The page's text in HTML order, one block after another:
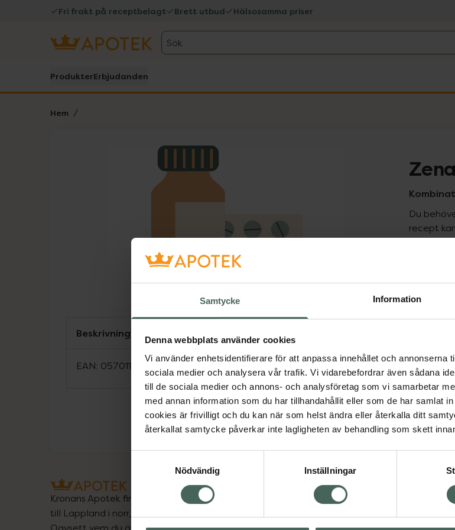
Samtycke Information
Denna webbplats använder cookies
Vi använder enhetsidentifierare för att anpassa innehållet och annonserna
sociala medier och analysera vår trafik. Vi vidarebefordrar även sådana
till de sociala medier och annons- och analysföretag som vi samarbetar
med annan information som du har tillhandahållit eller som de har samlat
cookies är frivilligt och du kan när som helst ändra eller återkalla ditt
återkallat samtycke påverkar inte lagligheten av behandling som skett
Nödvändig
Inställningar
Fri frakt på receptbelagt Brett utbud Hälsosamma priser
Sök
ProdukterErbjudanden
Hem
Lista: . Innehåller 1 objekt.
Du
recept
Aktuella
Beskrivning
EAN: 05701170442670
Kronans Apotek finns här för dig. Du hittar oss från Skåne i syd
till Lappland i norr, och online i mobilen och på datorn.
Oavsett vem du är så är det vårt uppdrag att hjälpa just dig